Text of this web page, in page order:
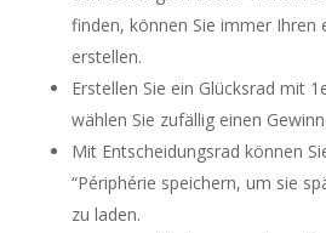
finden, können Sie immer Ihren
erstellen.
Erstellen Sie ein Glücksrad mit
wählen Sie zufällig einen
Mit Entscheidungsrad können
“Périphérie speichern, um sie
zu laden.